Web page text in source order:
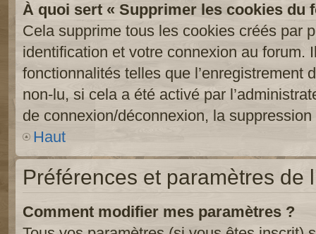
À quoi sert « Supprimer les cookies du
Cela supprime tous les cookies créés par
identification et votre connexion au forum.
fonctionnalités telles que l’enregistrement
non-lu, si cela a été activé par
de connexion/déconnexion, la
Haut
Préférences et paramètres de
Comment modifier mes paramètres ?